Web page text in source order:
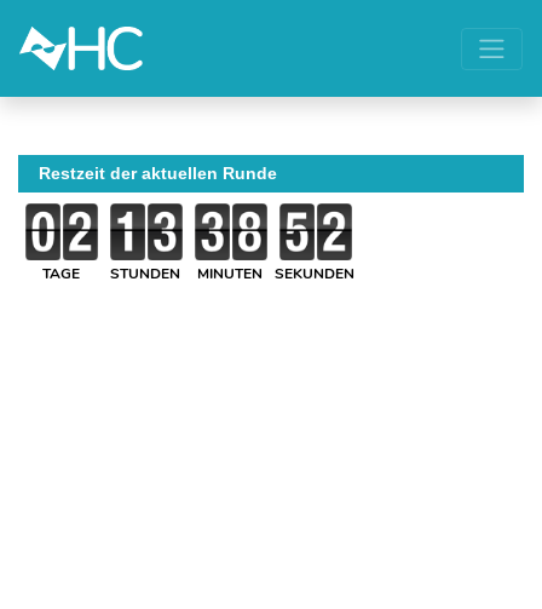
Restzeit der aktuellen Runde
TAGE STUNDEN MINUTEN SEKUNDEN